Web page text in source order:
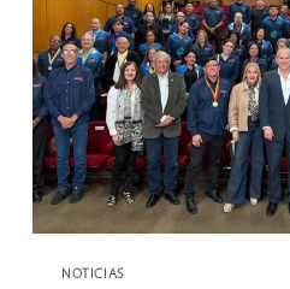
NOTICIAS